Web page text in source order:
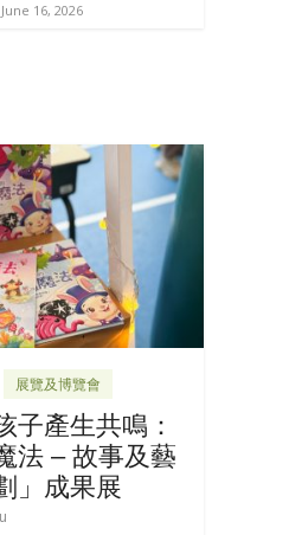
June 16, 2026
展覽及博覽會
子產生共鳴：
法 – 故事及藝
」成果展